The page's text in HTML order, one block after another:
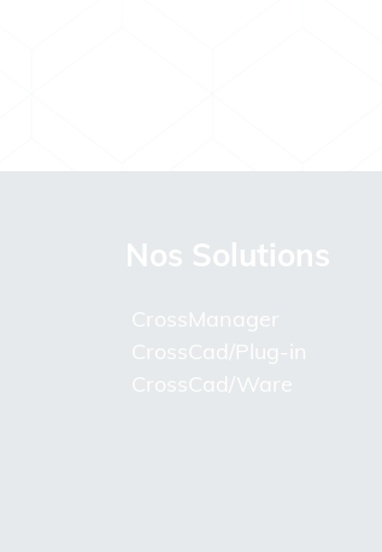
Nos Solutions
CrossManager
CrossCad/Plug-in
CrossCad/Ware